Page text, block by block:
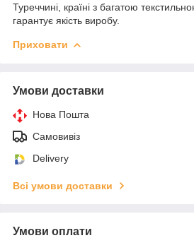
Туреччині, країні з багатою
гарантує якість виробу.
Приховати
Умови доставки
Нова Пошта
Самовивіз
Delivery
Всі умови доставки
Умови оплати